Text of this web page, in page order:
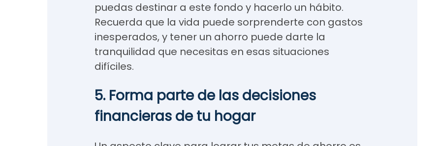
puedas destinar a este fondo y hacerlo un hábito.
Recuerda que la vida puede sorprenderte con gastos
inesperados, y tener un ahorro puede darte la
tranquilidad que necesitas en esas situaciones
difíciles.
5. Forma parte de las decisiones
financieras de tu hogar